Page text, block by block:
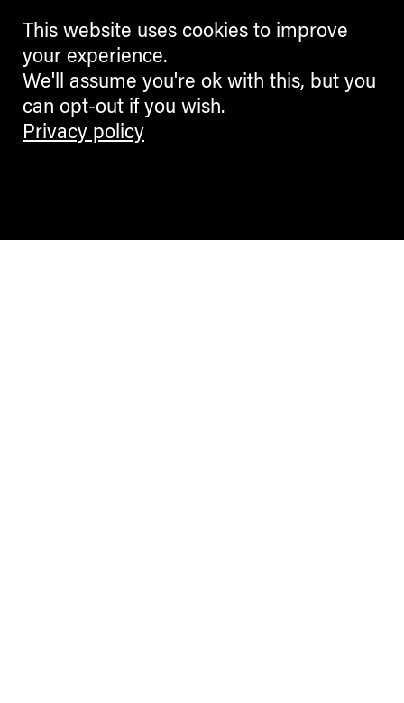
La Banda dei Bandi: Euregio
Drama Lab
Scrittura drammatica
transfrontaliera nella regione
europea Tirolo- Sudtirolo-Trentino
This website uses cookies to improve
your experience.
We'll assume you're ok with this, but you
can opt-out if you wish.
Privacy policy